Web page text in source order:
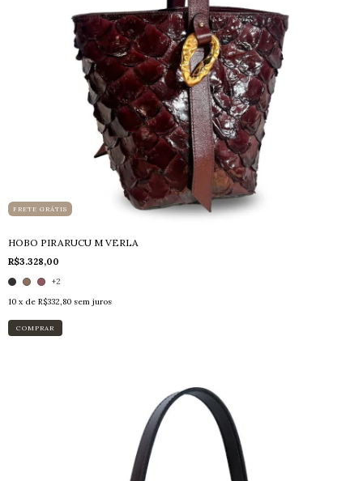
FRETE GRÁTIS
HOBO PIRARUCU M VERLA
R$3.328,00
+2
10 x de R$332,80 sem juros
COMPRAR